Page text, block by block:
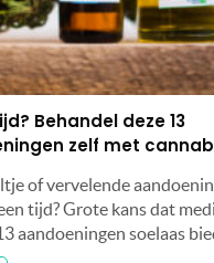
Behandel deze 13
zelf met
of vervelende
tijd? Grote kans dat
aandoeningen soelaas